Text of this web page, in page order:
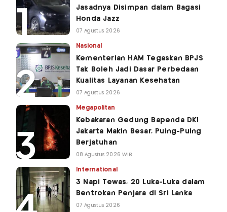
Jasadnya Disimpan dalam Bagasi
Honda Jazz
07 Agustus 2026
Nasional
Kementerian HAM Tegaskan BPJS
Tak Boleh Jadi Dasar Perbedaan
Kualitas Layanan Kesehatan
07 Agustus 2026
Megapolitan
Kebakaran Gedung Bapenda DKI
Jakarta Makin Besar, Puing-Puing
Berjatuhan
08 Agustus 2026 WIB
International
3 Napi Tewas, 20 Luka-Luka dalam
Bentrokan Penjara di Sri Lanka
07 Agustus 2026